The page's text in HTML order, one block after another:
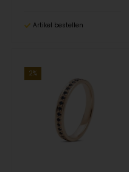
Artikel bestellen
2%